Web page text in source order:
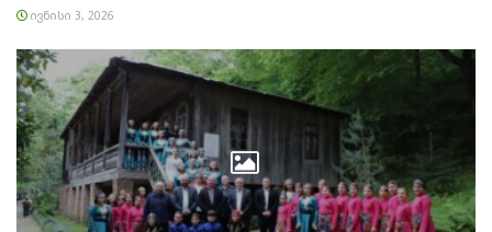
ᲘᲕᲜᲘᲡᲘ 3, 2026